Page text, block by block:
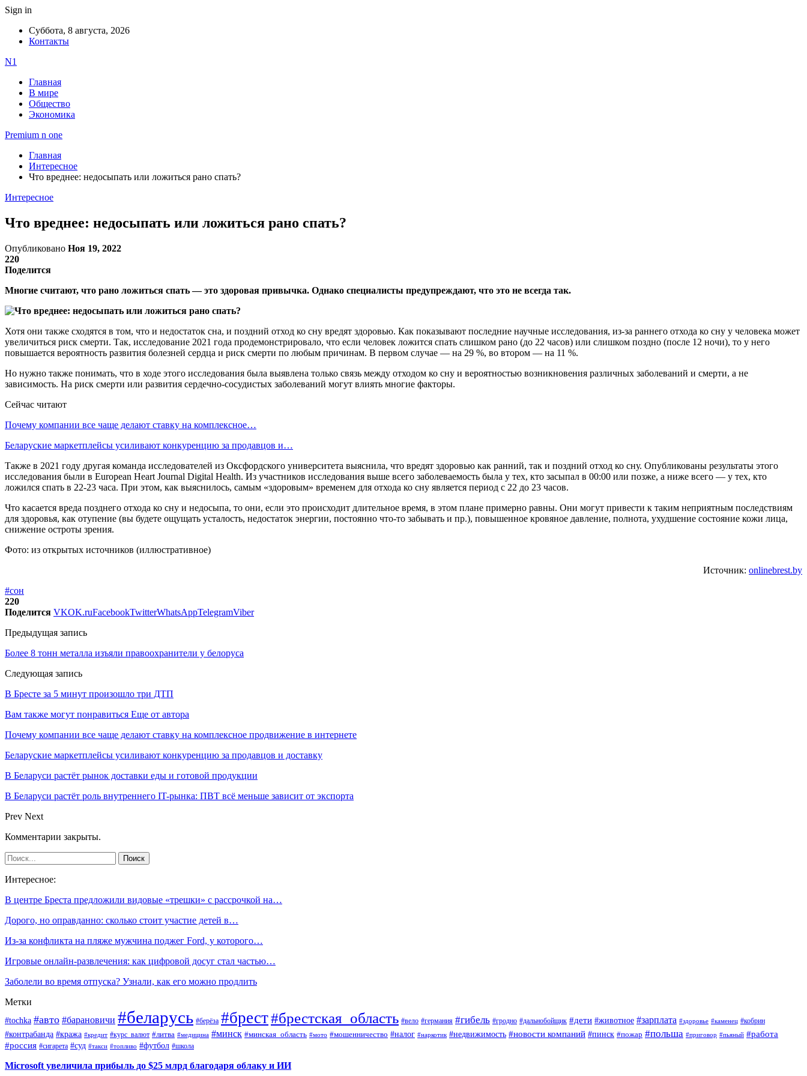
Sign in
Суббота, 8 августа, 2026
Контакты
N1
Главная
В мире
Общество
Экономика
Premium n one
Главная
Интересное
Что вреднее: недосыпать или ложиться рано спать?
Интересное
Что вреднее: недосыпать или ложиться рано спать?
Опубликовано Ноя 19, 2022
220
Поделится
Многие считают, что рано ложиться спать — это здоровая привычка. Однако специалисты предупреждают, что это не всегда так.
Хотя они также сходятся в том, что и недостаток сна, и поздний отход ко сну вредят здоровью. Как показывают последние научные исследования, из-за раннего отхода ко сну у человека может
увеличиться риск смерти. Так, исследование 2021 года продемонстрировало, что если человек ложится спать слишком рано (до 22 часов) или слишком поздно (после 12 ночи), то у него
повышается вероятность развития болезней сердца и риск смерти по любым причинам. В первом случае — на 29 %, во втором — на 11 %.
Но нужно также понимать, что в ходе этого исследования была выявлена только связь между отходом ко сну и вероятностью возникновения различных заболеваний и смерти, а не
зависимость. На риск смерти или развития сердечно-сосудистых заболеваний могут влиять многие факторы.
Сейчас читают
Почему компании все чаще делают ставку на комплексное…
Беларуские маркетплейсы усиливают конкуренцию за продавцов и…
Также в 2021 году другая команда исследователей из Оксфордского университета выяснила, что вредят здоровью как ранний, так и поздний отход ко сну. Опубликованы результаты этого
исследования были в European Heart Journal Digital Health. Из участников исследования выше всего заболеваемость была у тех, кто засыпал в 00:00 или позже, а ниже всего — у тех, кто
ложился спать в 22-23 часа. При этом, как выяснилось, самым «здоровым» временем для отхода ко сну является период с 22 до 23 часов.
Что касается вреда позднего отхода ко сну и недосыпа, то они, если это происходит длительное время, в этом плане примерно равны. Они могут привести к таким неприятным последствиям
для здоровья, как отупение (вы будете ощущать усталость, недостаток энергии, постоянно что-то забывать и пр.), повышенное кровяное давление, полнота, ухудшение состояние кожи лица,
снижение остроты зрения.
Фото: из открытых источников (иллюстративное)
Источник: onlinebrest.by
#сон
220
Поделится VKOK.ruFacebookTwitterWhatsAppTelegramViber
Предыдущая запись
Более 8 тонн металла изъяли правоохранители у белоруса
Следующая запись
В Бресте за 5 минут произошло три ДТП
Вам также могут понравиться Еще от автора
Почему компании все чаще делают ставку на комплексное продвижение в интернете
Беларуские маркетплейсы усиливают конкуренцию за продавцов и доставку
В Беларуси растёт рынок доставки еды и готовой продукции
В Беларуси растёт роль внутреннего IT-рынка: ПВТ всё меньше зависит от экспорта
Prev Next
Комментарии закрыты.
Интересное:
В центре Бреста предложили видовые «трешки» с рассрочкой на…
Дорого, но оправданно: сколько стоит участие детей в…
Из-за конфликта на пляже мужчина поджег Ford, у которого…
Игровые онлайн-развлечения: как цифровой досуг стал частью…
Заболели во время отпуска? Узнали, как его можно продлить
Метки
#tochka #авто #барановичи #беларусь #берёза #брест#брестская_область #вело #германия #гибель #гродно #дальнобойщик #дети #животное #зарплата #здоровье #каменец #кобрин
#контрабанда #кража #кредит #курс_валют #литва #медицина #минск #минская_область #мото #мошенничество #налог #наркотик #недвижимость #новости компаний #пинск #пожар #польша #приговор #пьяный #работа
#россия #сигарета #суд #такси #топливо #футбол #школа
Microsoft увеличила прибыль до $25 млрд благодаря облаку и ИИ